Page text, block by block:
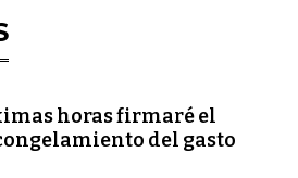
horas firmaré el
del gasto